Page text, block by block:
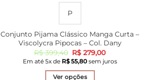
P
Conjunto Pijama Clássico Manga Curta –
Viscolycra Pipocas – Col. Dany
R$399,40 O
preço
original
era:
R$ 279,00O
preço
atual
Em até 5x de R$55,80sem juros
Ver opções